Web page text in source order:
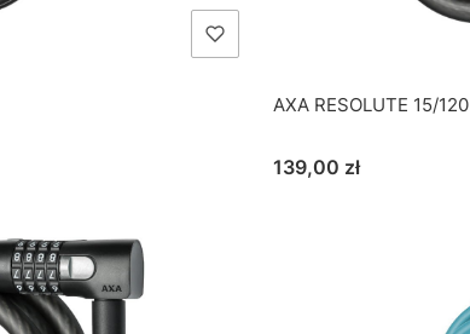
AXA RESOLUTE 15/120
Cena
139,00 zł